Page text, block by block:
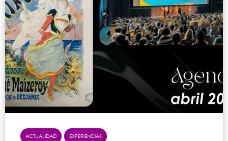
ACTUALIDAD EXPERIENCIAS